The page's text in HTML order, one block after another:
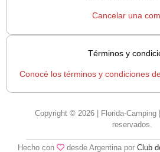
Cancelar una
Términos y
Conocé los términos y condiciones
Copyright © 2026 | Florida-Camping
reservados.
Hecho con desde Argentina por Club